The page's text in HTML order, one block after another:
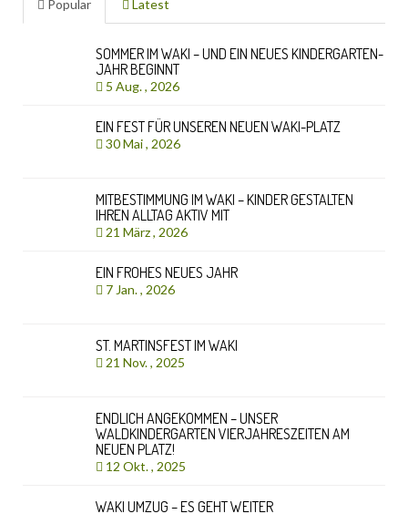
Popular Latest
SOMMER IM WAKI – UND EIN NEUES KINDERGARTEN-
JAHR BEGINNT
5 Aug. , 2026
EIN FEST FÜR UNSEREN NEUEN WAKI-PLATZ
30 Mai , 2026
MITBESTIMMUNG IM WAKI – KINDER GESTALTEN
IHREN ALLTAG AKTIV MIT
21 März , 2026
EIN FROHES NEUES JAHR
7 Jan. , 2026
ST. MARTINSFEST IM WAKI
21 Nov. , 2025
ENDLICH ANGEKOMMEN – UNSER
WALDKINDERGARTEN VIERJAHRESZEITEN AM
NEUEN PLATZ!
12 Okt. , 2025
WAKI UMZUG – ES GEHT WEITER